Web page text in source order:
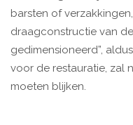
barsten of
draagconstructie van
gedimensioneerd”,
voor de restauratie, zal
moeten blijken.